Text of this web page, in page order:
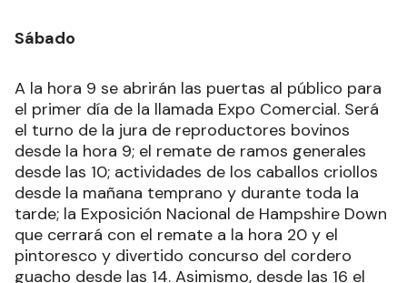
Sábado
A la hora 9 se abrirán las puertas al público para
el primer día de la llamada Expo Comercial. Será
el turno de la jura de reproductores bovinos
desde la hora 9; el remate de ramos generales
desde las 10; actividades de los caballos criollos
desde la mañana temprano y durante toda la
tarde; la Exposición Nacional de Hampshire Down
que cerrará con el remate a la hora 20 y el
pintoresco y divertido concurso del cordero
guacho desde las 14. Asimismo, desde las 16 el